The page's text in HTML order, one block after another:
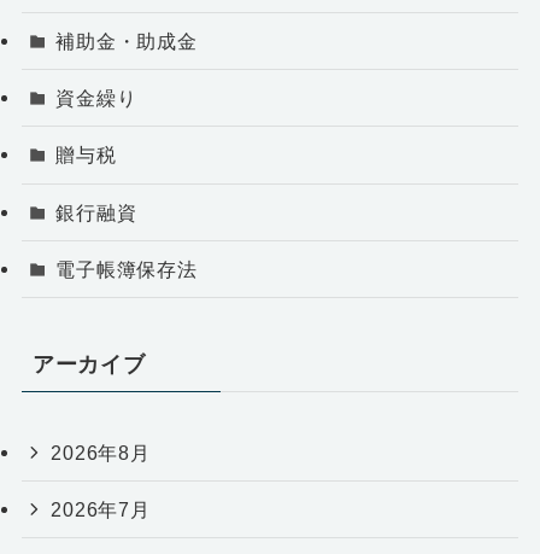
補助金・助成金
資金繰り
贈与税
銀行融資
電子帳簿保存法
アーカイブ
2026年8月
2026年7月